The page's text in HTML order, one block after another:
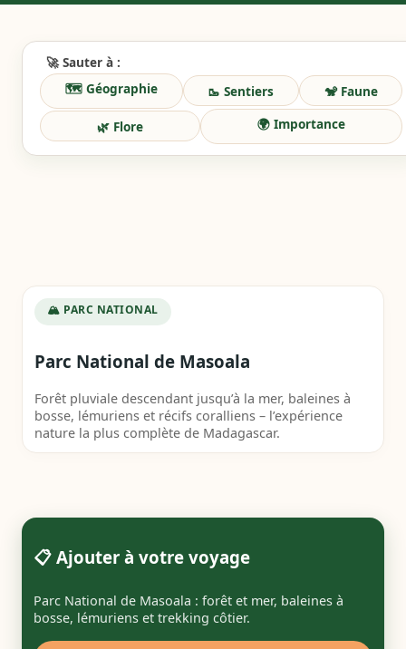
🚀 Sauter à :
🗺️ Géographie
🥾 Sentiers 🐒 Faune
🌿 Flore 🌍 Importance
🏔️ PARC NATIONAL
Parc National de Masoala
Forêt pluviale descendant jusqu’à la mer, baleines à
bosse, lémuriens et récifs coralliens – l’expérience
nature la plus complète de Madagascar.
📋 Ajouter à votre voyage
Parc National de Masoala : forêt et mer, baleines à
bosse, lémuriens et trekking côtier.